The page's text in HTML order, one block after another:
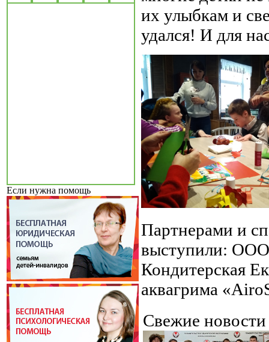
Если нужна помощь
их улыбкам и
удался! И для
Партнерами и
выступили:
Кондитерская
аквагрима
Свежие